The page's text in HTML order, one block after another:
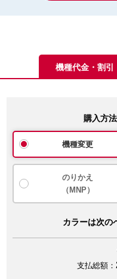
機種代金・割引
購入方
機種変更
のりかえ
（MNP）
カラーは次の
支払総額：